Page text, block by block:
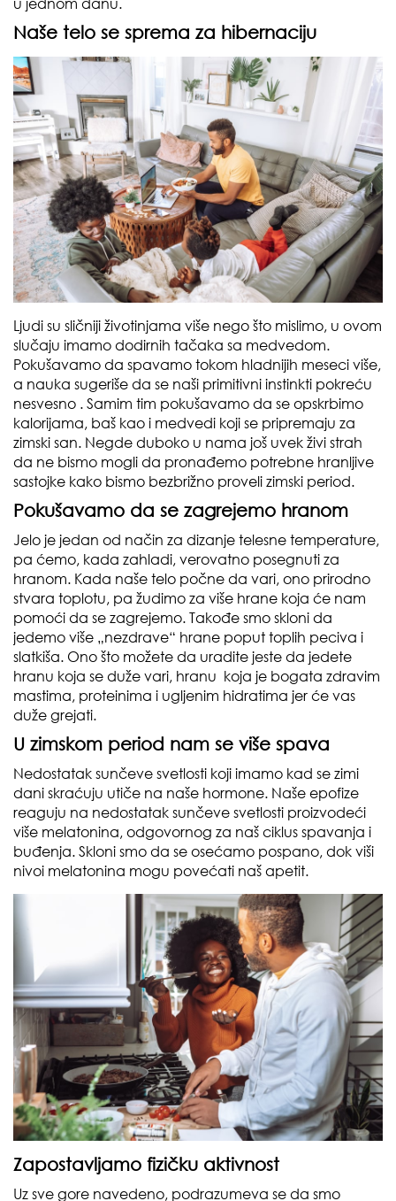
Naše telo se sprema za hibernaciju
Ljudi su sličniji životinjama više nego što mislimo, u ovom
slučaju imamo dodirnih tačaka sa medvedom.
Pokušavamo da spavamo tokom hladnijih meseci više,
a nauka sugeriše da se naši primitivni instinkti pokreću
nesvesno . Samim tim pokušavamo da se opskrbimo
kalorijama, baš kao i medvedi koji se pripremaju za
zimski san. Negde duboko u nama još uvek živi strah
da ne bismo mogli da pronađemo potrebne hranljive
sastojke kako bismo bezbrižno proveli zimski period.
Pokušavamo da se zagrejemo hranom
Jelo je jedan od način za dizanje telesne temperature,
pa ćemo, kada zahladi, verovatno posegnuti za
hranom. Kada naše telo počne da vari, ono prirodno
stvara toplotu, pa žudimo za više hrane koja će nam
pomoći da se zagrejemo. Takođe smo skloni da
jedemo više „nezdrave“ hrane poput toplih peciva i
slatkiša. Ono što možete da uradite jeste da jedete
hranu koja se duže vari, hranu koja je bogata zdravim
mastima, proteinima i ugljenim hidratima jer će vas
duže grejati.
U zimskom period nam se više spava
Nedostatak sunčeve svetlosti koji imamo kad se zimi
dani skraćuju utiče na naše hormone. Naše epofize
reaguju na nedostatak sunčeve svetlosti proizvodeći
više melatonina, odgovornog za naš ciklus spavanja i
buđenja. Skloni smo da se osećamo pospano, dok viši
nivoi melatonina mogu povećati naš apetit.
Zapostavljamo fizičku aktivnost
Uz sve gore navedeno, podrazumeva se da smo